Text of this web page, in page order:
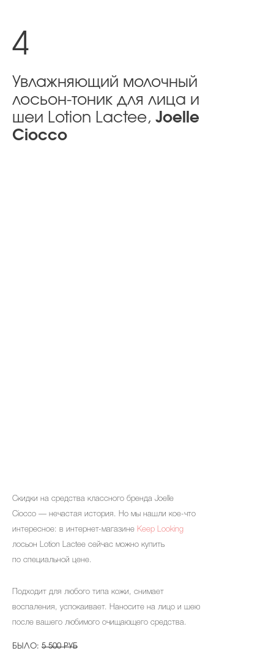
4
Увлажняющий молочный
лосьон-тоник для лица и
шеи Lotion Lactee, Joelle
Ciocco
Cкидки на средства классного бренда Joelle
Ciocco — нечастая история. Но мы нашли кое-что
интересное: в интернет-магазине Keep Looking
лосьон Lotion Lactee сейчас можно купить
по специальной цене.
Подходит для любого типа кожи, снимает
воспаления, успокаивает. Наносите на лицо и шею
после вашего любимого очищающего средства.
БЫЛО: 5 500 РУБ